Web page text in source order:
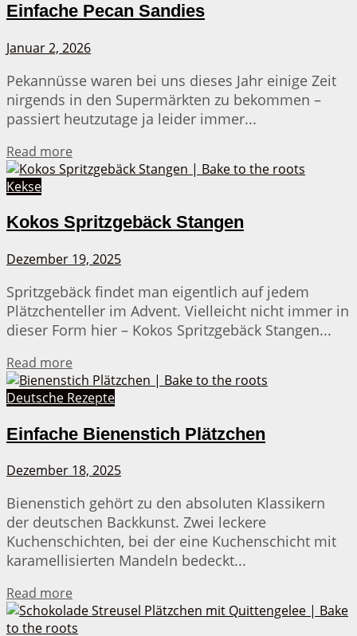
Einfache Pecan Sandies
Januar 2, 2026
Pekannüsse waren bei uns dieses Jahr einige Zeit
nirgends in den Supermärkten zu bekommen –
passiert heutzutage ja leider immer...
Read more
Kekse
Kokos Spritzgebäck Stangen
Dezember 19, 2025
Spritzgebäck findet man eigentlich auf jedem
Plätzchenteller im Advent. Vielleicht nicht immer in
dieser Form hier – Kokos Spritzgebäck Stangen...
Read more
Deutsche Rezepte
Einfache Bienenstich Plätzchen
Dezember 18, 2025
Bienenstich gehört zu den absoluten Klassikern
der deutschen Backkunst. Zwei leckere
Kuchenschichten, bei der eine Kuchenschicht mit
karamellisierten Mandeln bedeckt...
Read more